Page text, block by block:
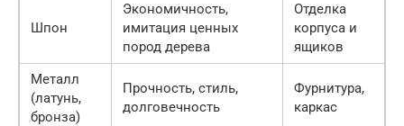
Шпон
Экономичность,
имитация ценных
пород дерева
Отделка
корпуса и
ящиков
Металл
(латунь,
бронза)
Прочность, стиль,
долговечность
Фурнитура,
каркас